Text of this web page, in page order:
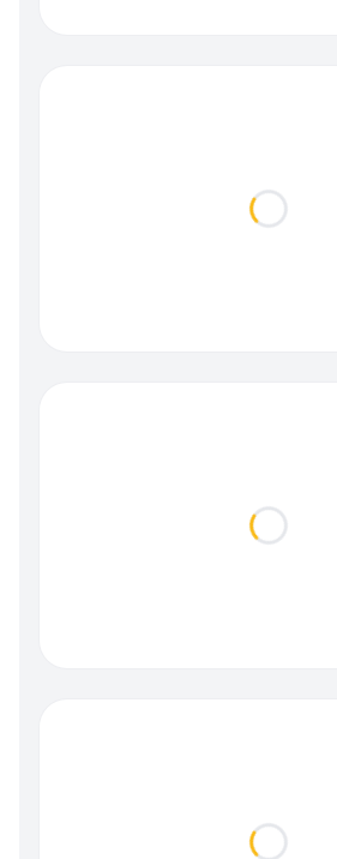
Loading...
Loading...